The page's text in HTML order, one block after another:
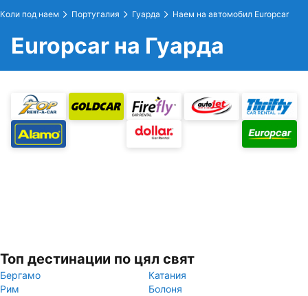
Коли под наем Португалия Гуарда Наем на автомобил Europcar
Europcar на Гуарда
Топ дестинации по цял свят
Бергамо
Катания
Рим
Болоня